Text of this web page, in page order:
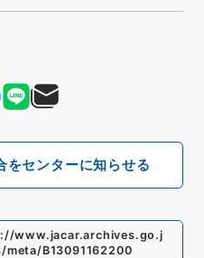
をセンターに知らせる
www.jacar.archives.go.j
meta/B13091162200